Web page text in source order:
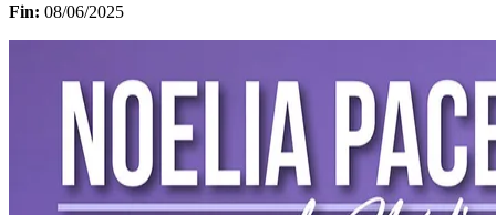
Fin: 08/06/2025